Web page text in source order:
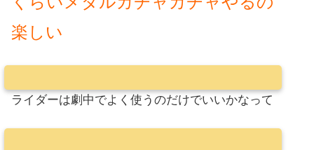
楽しい
ライダーは劇中でよく使うのだけでいいかなって